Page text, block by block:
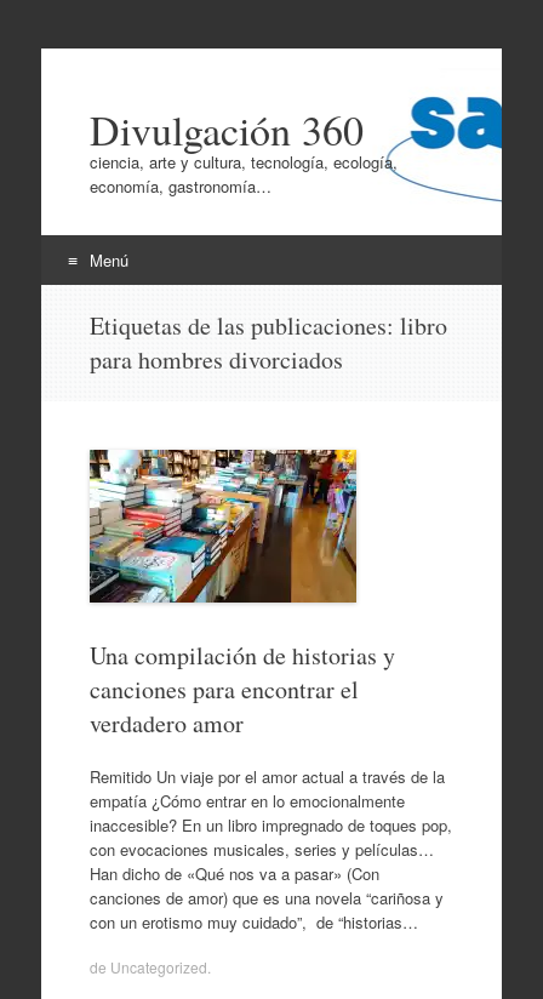
Divulgación 360
ciencia, arte y cultura, tecnología, ecología,
economía, gastronomía…
Menú
contenido
Etiquetas de las publicaciones: libro
para hombres divorciados
Una compilación de historias y
canciones para encontrar el
verdadero amor
Remitido Un viaje por el amor actual a través de la
empatía ¿Cómo entrar en lo emocionalmente
inaccesible? En un libro impregnado de toques pop,
con evocaciones musicales, series y películas…
Han dicho de «Qué nos va a pasar» (Con
canciones de amor) que es una novela “cariñosa y
con un erotismo muy cuidado”, de “historias…
de Uncategorized